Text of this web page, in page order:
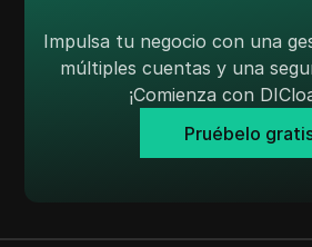
TransferWise
Tumblr
Venmo
Impulsa tu negocio con una
múltiples cuentas y una
¡Comienza con
Pruébelo